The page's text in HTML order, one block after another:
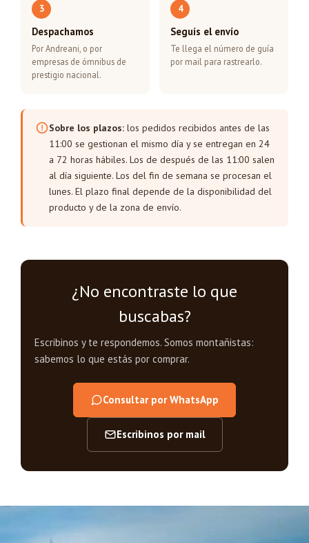
3
Despachamos
Por Andreani, o por
empresas de ómnibus de
prestigio nacional.
4
Seguís el envío
Te llega el número de guía
por mail para rastrearlo.
Sobre los plazos: los pedidos recibidos antes de las
11:00 se gestionan el mismo día y se entregan en 24
a 72 horas hábiles. Los de después de las 11:00 salen
al día siguiente. Los del fin de semana se procesan el
lunes. El plazo final depende de la disponibilidad del
producto y de la zona de envío.
¿No encontraste lo que
buscabas?
Escribinos y te respondemos. Somos montañistas:
sabemos lo que estás por comprar.
Consultar por WhatsApp
Escribinos por mail